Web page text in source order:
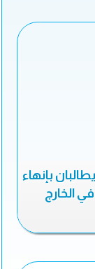
بإنهاء
الخارج